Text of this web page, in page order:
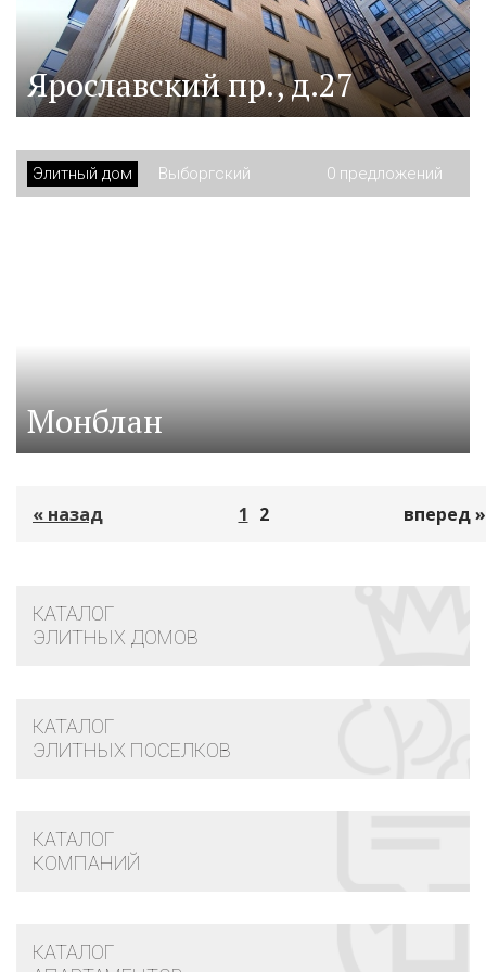
Ярославский пр., д.27
Элитный дом Выборгский 0 предложений
Монблан
« назад 1 2 вперед »
КАТАЛОГ
ЭЛИТНЫХ ДОМОВ
КАТАЛОГ
ЭЛИТНЫХ ПОСЕЛКОВ
КАТАЛОГ
КОМПАНИЙ
КАТАЛОГ